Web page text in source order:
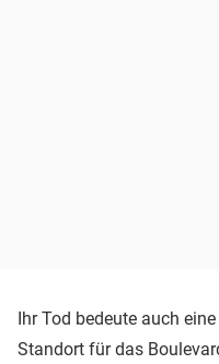
Ihr Tod bedeute auch
Standort für das